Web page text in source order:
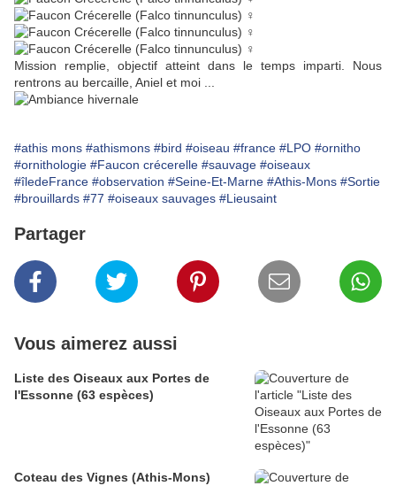
Mission remplie, objectif atteint dans le temps imparti. Nous
rentrons au bercaille, Aniel et moi ...
#athis mons #athismons #bird #oiseau #france #LPO #ornitho
#ornithologie #Faucon crécerelle #sauvage #oiseaux
#îledeFrance #observation #Seine-Et-Marne #Athis-Mons #Sortie
#brouillards #77 #oiseaux sauvages #Lieusaint
Partager
Vous aimerez aussi
Liste des Oiseaux aux Portes de
l'Essonne (63 espèces)
Coteau des Vignes (Athis-Mons)